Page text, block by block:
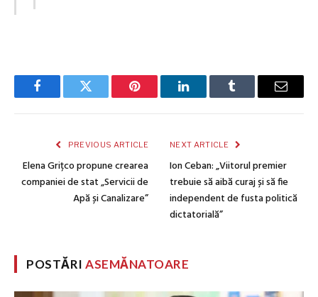
FacebookTwitter Pinterest LinkedInTumblr Email
PREVIOUS ARTICLE
Elena Grițco propune crearea
companiei de stat „Servicii de
Apă și Canalizare”
NEXT ARTICLE
Ion Ceban: „Viitorul premier
trebuie să aibă curaj și să fie
independent de fusta politică
dictatorială”
POSTĂRIASEMĂNATOARE